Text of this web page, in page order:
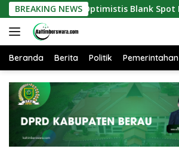
Langsung
ke
konten
BREAKING NEWS
Optimistis Blank Spot Berkurang
Beranda Berita Politik Pemerintahan